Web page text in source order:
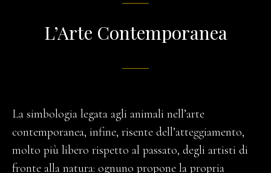
L’Arte Contemporanea
La simbologia legata agli animali nell’arte
contemporanea, infine, risente dell’atteggiamento,
molto più libero rispetto al passato, degli artisti di
fronte alla natura: ognuno propone la propria